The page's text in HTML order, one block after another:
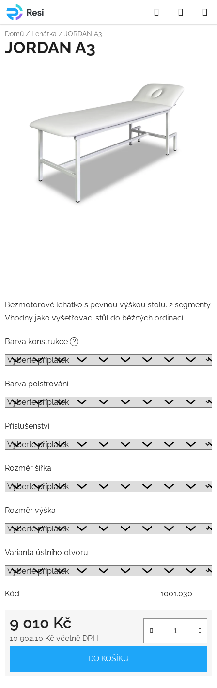
Přejít
na
obsah
Hledat
KOŠÍK
Domů / Lehátka / JORDAN A3
Bezmotorové lehátko s pevnou výškou stolu. 2 segmenty.
Vhodný jako vyšetřovací stůl do běžných ordinací.
Barva konstrukce ?
Barva polstrování
Příslušenství
Rozměr šířka
Rozměr výška
Varianta ústního otvoru
Kód: 1001.030
9 010 Kč
10 902,10 Kč včetně DPH
DO KOŠÍKU
JORDAN A3